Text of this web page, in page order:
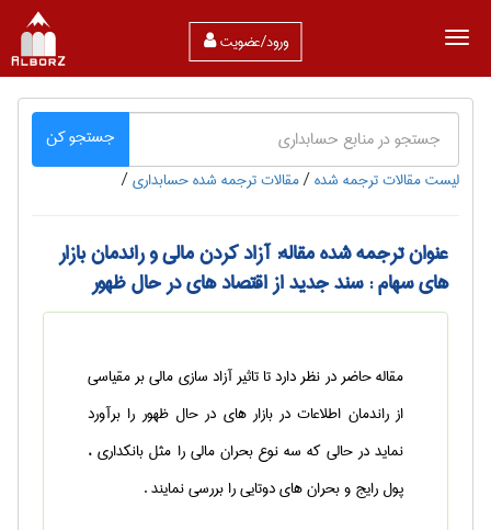
ورود/عضویت
جستجو کن
لیست مقالات ترجمه شده/مقالات ترجمه شده حسابداری/
عنوان ترجمه شده مقاله: آزاد کردن مالی و راندمان بازار
های سهام : سند جدید از اقتصاد های در حال ظهور
مقاله حاضر در نظر دارد تا تاثیر آزاد سازی مالی بر مقیاسی
از راندمان اطلاعات در بازار های در حال ظهور را برآورد
نماید در حالی که سه نوع بحران مالی را مثل بانکداری ،
پول رایج و بحران های دوتایی را بررسی نمایند .